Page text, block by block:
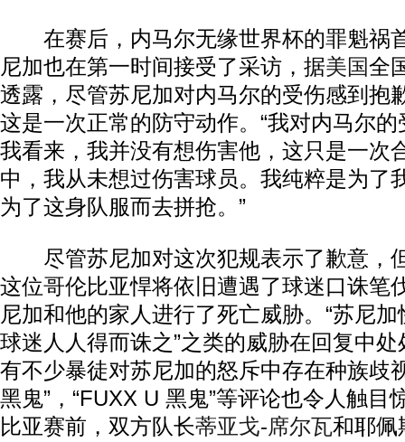
在赛后，内马尔无缘世界杯的罪魁祸
尼加也在第一时间接受了采访，据美国全
透露，尽管苏尼加对内马尔的受伤感到抱
这是一次正常的防守动作。“我对内马尔
我看来，我并没有想伤害他，这只是一次
中，我从未想过伤害球员。我纯粹是为了
为了这身队服而去拼抢。”
尽管苏尼加对这次犯规表示了歉意，
这位哥伦比亚悍将依旧遭遇了球迷口诛笔
尼加和他的家人进行了死亡威胁。“苏尼
球迷人人得而诛之”之类的威胁在回复中
有不少暴徒对苏尼加的怒斥中存在种族歧
黑鬼”，“FUXX U 黑鬼”等评论也令人触目
比亚赛前，双方队长蒂亚戈-席尔瓦和耶佩